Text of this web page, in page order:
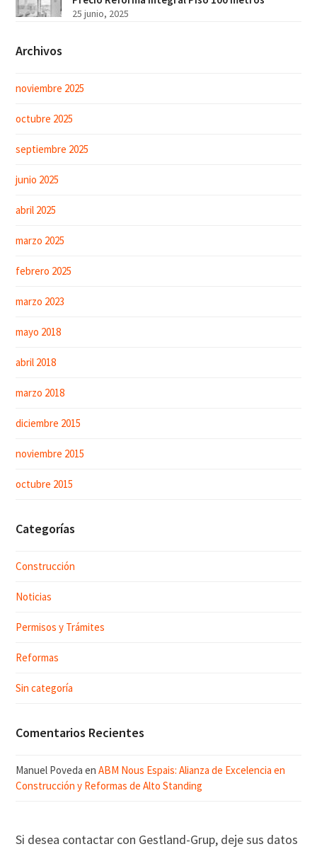
25 junio, 2025
Archivos
noviembre 2025
octubre 2025
septiembre 2025
junio 2025
abril 2025
marzo 2025
febrero 2025
marzo 2023
mayo 2018
abril 2018
marzo 2018
diciembre 2015
noviembre 2015
octubre 2015
Categorías
Construcción
Noticias
Permisos y Trámites
Reformas
Sin categoría
Comentarios Recientes
Manuel Poveda enABM Nous Espais: Alianza de Excelencia en
Construcción y Reformas de Alto Standing
Si desea contactar con Gestland-Grup, deje sus datos